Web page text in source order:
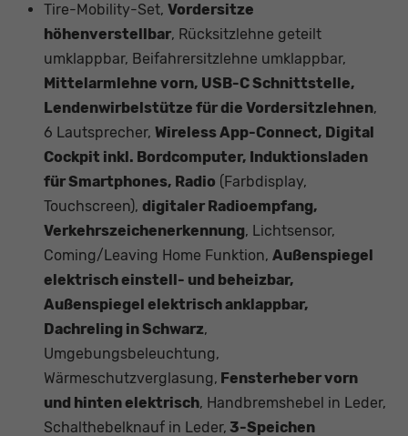
Tire-Mobility-Set, Vordersitze
höhenverstellbar, Rücksitzlehne geteilt
umklappbar, Beifahrersitzlehne umklappbar,
Mittelarmlehne vorn, USB-C Schnittstelle,
Lendenwirbelstütze für die Vordersitzlehnen,
6 Lautsprecher, Wireless App-Connect, Digital
Cockpit inkl. Bordcomputer, Induktionsladen
für Smartphones, Radio (Farbdisplay,
Touchscreen), digitaler Radioempfang,
Verkehrszeichenerkennung, Lichtsensor,
Coming/Leaving Home Funktion, Außenspiegel
elektrisch einstell- und beheizbar,
Außenspiegel elektrisch anklappbar,
Dachreling in Schwarz,
Umgebungsbeleuchtung,
Wärmeschutzverglasung, Fensterheber vorn
und hinten elektrisch, Handbremshebel in Leder,
Schalthebelknauf in Leder, 3-Speichen